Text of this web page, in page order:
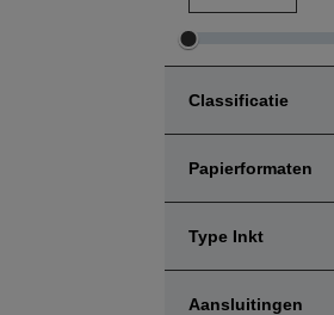
Minimumbereik
aanpassen
Maximumbereik
aanpassen
Classificatie
Papierformaten
Type Inkt
Aansluitingen